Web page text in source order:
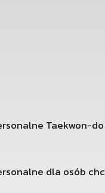
Taekwon-
dla osób